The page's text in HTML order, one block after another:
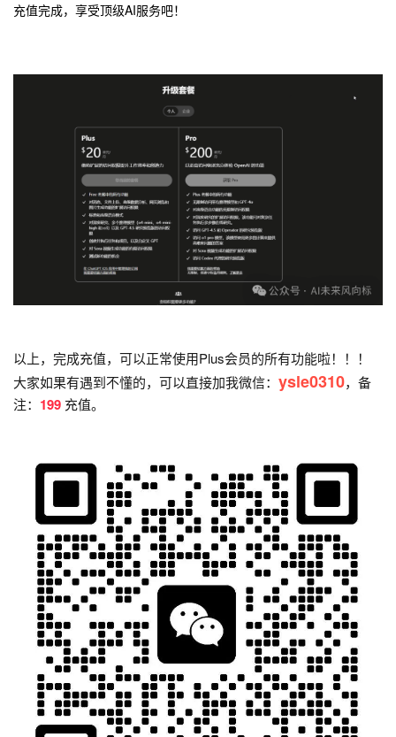
充值完成，享受顶级AI服务吧！
以上，完成充值，可以正常使用Plus会员的所有功能啦！！！
大家如果有遇到不懂的，可以直接加我微信： ysle0310，备
注： 199 充值。